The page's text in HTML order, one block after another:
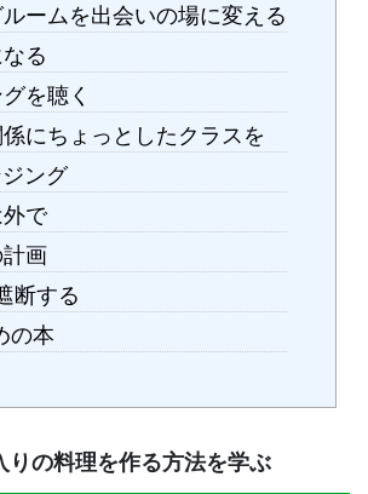
ルームを出会いの場に変える
る
を聴く
にちょっとしたクラスを
ング
で
画
断する
の本
りの料理を作る方法を学ぶ